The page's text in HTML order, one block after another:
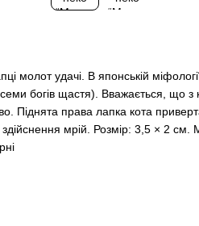
молот удачі. В японській
семи богів щастя). Вважається, що
Піднята права лапка кота
мрій. Розмір: 3,5 × 2 см.